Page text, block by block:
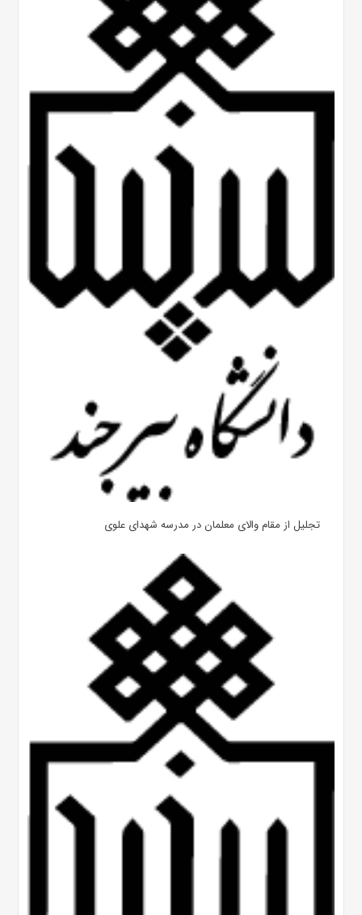
تجلیل از مقام والای معلمان در مدرسه شهدای علوی